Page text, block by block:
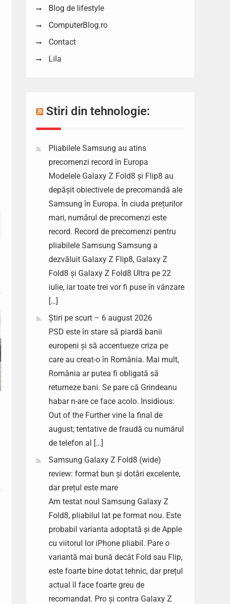
Blog de lifestyle
ComputerBlog.ro
Contact
Lila
Stiri din tehnologie:
Pliabilele Samsung au atins
precomenzi record în Europa
Modelele Galaxy Z Fold8 și Flip8 au
depășit obiectivele de precomandă ale
Samsung în Europa. În ciuda prețurilor
mari, numărul de precomenzi este
record. Record de precomenzi pentru
pliabilele Samsung Samsung a
dezvăluit Galaxy Z Flip8, Galaxy Z
Fold8 și Galaxy Z Fold8 Ultra pe 22
iulie, iar toate trei vor fi puse în vânzare
[…]
Știri pe scurt – 6 august 2026
PSD este în stare să piardă banii
europeni și să accentueze criza pe
care au creat-o în România. Mai mult,
România ar putea fi obligată să
returneze bani. Se pare că Grindeanu
habar n-are ce face acolo. Insidious:
Out of the Further vine la final de
august; tentative de fraudă cu numărul
de telefon al […]
Samsung Galaxy Z Fold8 (wide)
review: format bun și dotări excelente,
dar prețul este mare
Am testat noul Samsung Galaxy Z
Fold8, pliabilul lat pe format nou. Este
probabil varianta adoptată și de Apple
cu viitorul lor iPhone pliabil. Pare o
variantă mai bună decât Fold sau Flip,
este foarte bine dotat tehnic, dar prețul
actual îl face foarte greu de
recomandat. Pro și contra Galaxy Z